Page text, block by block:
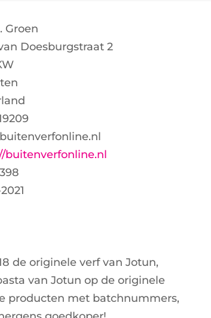
Groen
Doesburgstraat 2
buitenverfonline.nl
de originele verf van Jotun,
van Jotun op de originele
producten met batchnummers,